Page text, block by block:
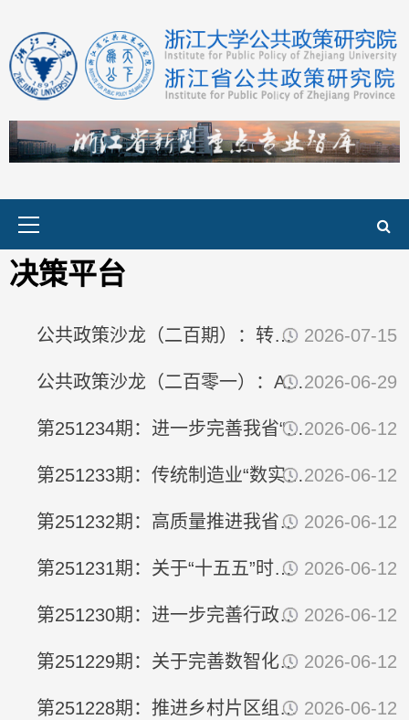
决策平台
公共政策沙龙（二百期）：转型发展与智库建设 2026-07-15
公共政策沙龙（二百零一）：AI时代数字档案高质量发展与安全风险...2026-06-29
第251234期：进一步完善我省“科技副总”政策 充分释放产学研一...2026-06-12
第251233期：传统制造业“数实融合”的经验与启示 ——以诸暨绣花...2026-06-12
第251232期：高质量推进我省低效用地再开发工作的对策建议 2026-06-12
第251231期：关于“十五五”时期进一步破解我省新能源汽车产业发... 2026-06-12
第251230期：进一步完善行政执法涉企第三方服务的对策建议 2026-06-12
第251229期：关于完善数智化预警系统提升我省应对技术性贸易壁垒... 2026-06-12
第251228期：推进乡村片区组团发展 持续缩小我省“三大差距”——... 2026-06-12